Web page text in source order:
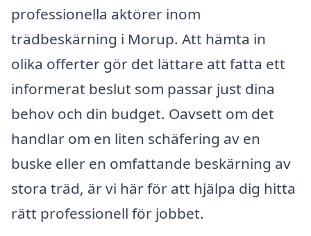
professionella aktörer inom
trädbeskärning i Morup. Att hämta in
olika offerter gör det lättare att fatta ett
informerat beslut som passar just dina
behov och din budget. Oavsett om det
handlar om en liten schäfering av en
buske eller en omfattande beskärning av
stora träd, är vi här för att hjälpa dig hitta
rätt professionell för jobbet.